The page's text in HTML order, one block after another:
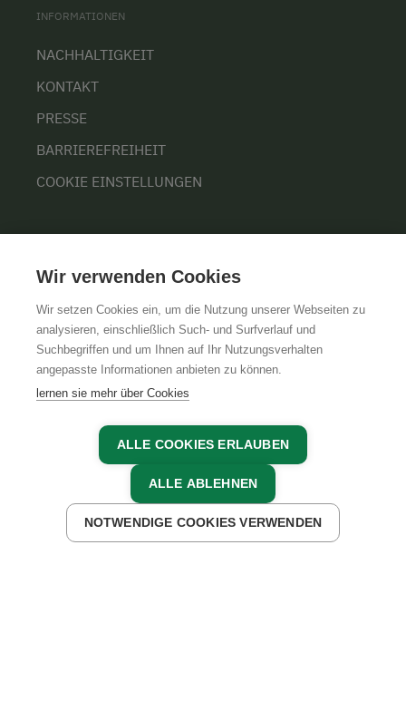
JETZT ANFRAGEN JETZT BUCHEN
INFORMATIONEN
NACHHALTIGKEIT
KONTAKT
PRESSE
BARRIEREFREIHEIT
COOKIE EINSTELLUNGEN
TEAM
KARRIERE
AGBIMPRESSUM DATENSCHUTZ
Wir verwenden Cookies
Wir setzen Cookies ein, um die Nutzung unserer Webseiten zu
analysieren, einschließlich Such- und Surfverlauf und
Suchbegriffen und um Ihnen auf Ihr Nutzungsverhalten
angepasste Informationen anbieten zu können.
lernen sie mehr über Cookies
ALLE COOKIES ERLAUBEN
ALLE ABLEHNEN
NOTWENDIGE COOKIES VERWENDEN